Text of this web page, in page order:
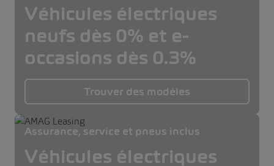
Véhicules électriques
neufs dès 0% et e-
occasions dès 0.3%
Trouver des modèles
Assurance, service et pneus inclus
Véhicules électriques